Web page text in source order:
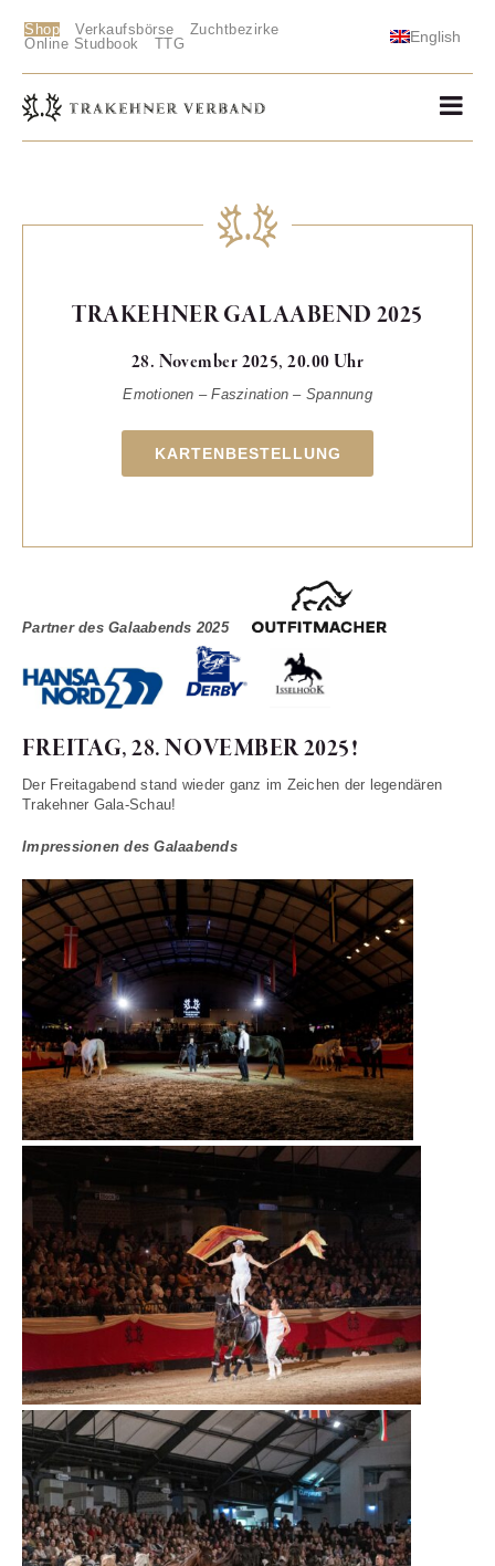
Shop Verkaufsbörse
Zuchtbezirke
Online Studbook
TTG English
TRAKEHNER GALAABEND 2025
28. November 2025, 20.00 Uhr
Emotionen – Faszination – Spannung
KARTENBESTELLUNG
Partner des Galaabends 2025
FREITAG, 28. NOVEMBER 2025!
Der Freitagabend stand wieder ganz im Zeichen der legendären
Trakehner Gala-Schau!
Impressionen des Galaabends